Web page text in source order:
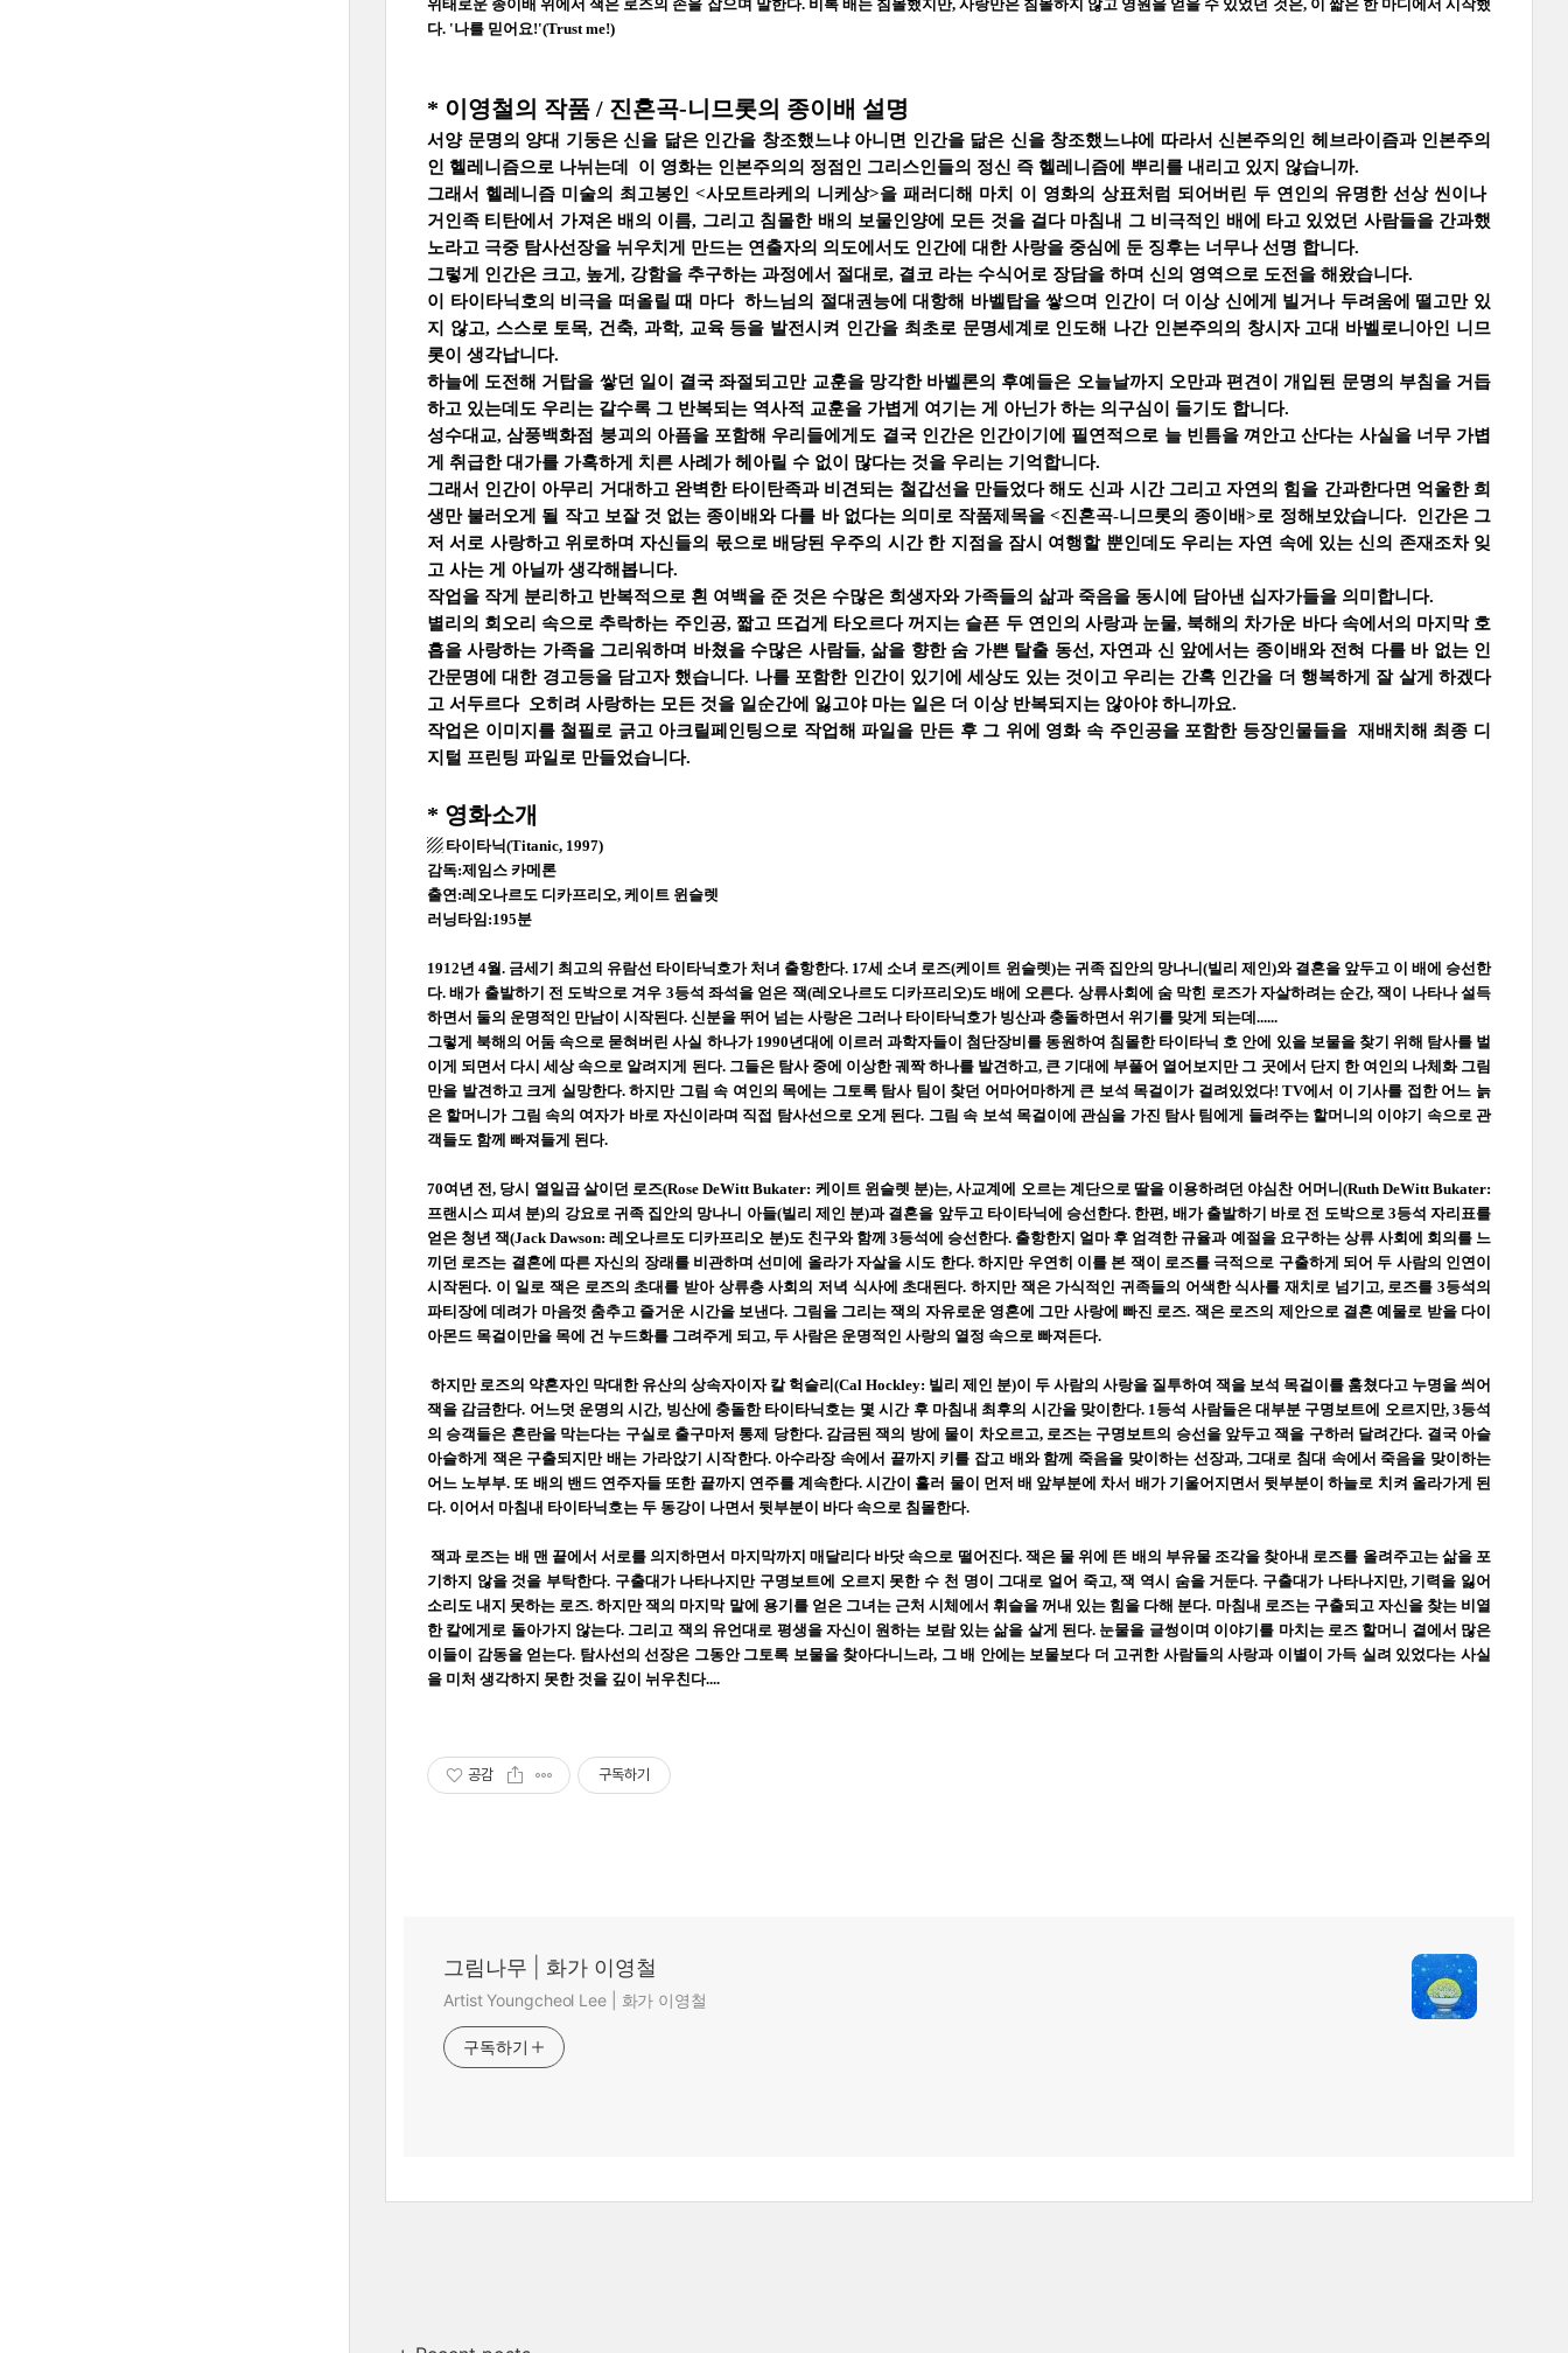
위태로운 종이배 위에서 잭은 로즈의 손을 잡으며 말한다. 비록 배는 침몰했지만, 사랑만은 침몰하지 않고 영원을 얻을 수 있었던 것은, 이 짧은 한 마디에서 시작했
다. '나를 믿어요!'(Trust me!)
* 이영철의 작품 / 진혼곡-니므롯의 종이배 설명
서양 문명의 양대 기둥은 신을 닮은 인간을 창조했느냐 아니면 인간을 닮은 신을 창조했느냐에 따라서 신본주의인 헤브라이즘과 인본주의
인 헬레니즘으로 나뉘는데 이 영화는 인본주의의 정점인 그리스인들의 정신 즉 헬레니즘에 뿌리를 내리고 있지 않습니까.
그래서 헬레니즘 미술의 최고봉인 <사모트라케의 니케상>을 패러디해 마치 이 영화의 상표처럼 되어버린 두 연인의 유명한 선상 씬이나
거인족 티탄에서 가져온 배의 이름, 그리고 침몰한 배의 보물인양에 모든 것을 걸다 마침내 그 비극적인 배에 타고 있었던 사람들을 간과했
노라고 극중 탐사선장을 뉘우치게 만드는 연출자의 의도에서도 인간에 대한 사랑을 중심에 둔 징후는 너무나 선명 합니다.
그렇게 인간은 크고, 높게, 강함을 추구하는 과정에서 절대로, 결코 라는 수식어로 장담을 하며 신의 영역으로 도전을 해왔습니다.
이 타이타닉호의 비극을 떠올릴 때 마다 하느님의 절대권능에 대항해 바벨탑을 쌓으며 인간이 더 이상 신에게 빌거나 두려움에 떨고만 있
지 않고, 스스로 토목, 건축, 과학, 교육 등을 발전시켜 인간을 최초로 문명세계로 인도해 나간 인본주의의 창시자 고대 바벨로니아인 니므
롯이 생각납니다.
하늘에 도전해 거탑을 쌓던 일이 결국 좌절되고만 교훈을 망각한 바벨론의 후예들은 오늘날까지 오만과 편견이 개입된 문명의 부침을 거듭
하고 있는데도 우리는 갈수록 그 반복되는 역사적 교훈을 가볍게 여기는 게 아닌가 하는 의구심이 들기도 합니다.
성수대교, 삼풍백화점 붕괴의 아픔을 포함해 우리들에게도 결국 인간은 인간이기에 필연적으로 늘 빈틈을 껴안고 산다는 사실을 너무 가볍
게 취급한 대가를 가혹하게 치른 사례가 헤아릴 수 없이 많다는 것을 우리는 기억합니다.
그래서 인간이 아무리 거대하고 완벽한 타이탄족과 비견되는 철갑선을 만들었다 해도 신과 시간 그리고 자연의 힘을 간과한다면 억울한 희
생만 불러오게 될 작고 보잘 것 없는 종이배와 다를 바 없다는 의미로 작품제목을 <진혼곡-니므롯의 종이배>로 정해보았습니다. 인간은 그
저 서로 사랑하고 위로하며 자신들의 몫으로 배당된 우주의 시간 한 지점을 잠시 여행할 뿐인데도 우리는 자연 속에 있는 신의 존재조차 잊
고 사는 게 아닐까 생각해봅니다.
작업을 작게 분리하고 반복적으로 흰 여백을 준 것은 수많은 희생자와 가족들의 삶과 죽음을 동시에 담아낸 십자가들을 의미합니다.
별리의 회오리 속으로 추락하는 주인공, 짧고 뜨겁게 타오르다 꺼지는 슬픈 두 연인의 사랑과 눈물, 북해의 차가운 바다 속에서의 마지막 호
흡을 사랑하는 가족을 그리워하며 바쳤을 수많은 사람들, 삶을 향한 숨 가쁜 탈출 동선, 자연과 신 앞에서는 종이배와 전혀 다를 바 없는 인
간문명에 대한 경고등을 담고자 했습니다. 나를 포함한 인간이 있기에 세상도 있는 것이고 우리는 간혹 인간을 더 행복하게 잘 살게 하겠다
고 서두르다 오히려 사랑하는 모든 것을 일순간에 잃고야 마는 일은 더 이상 반복되지는 않아야 하니까요.
작업은 이미지를 철필로 긁고 아크릴페인팅으로 작업해 파일을 만든 후 그 위에 영화 속 주인공을 포함한 등장인물들을 재배치해 최종 디
지털 프린팅 파일로 만들었습니다.
* 영화소개
▨ 타이타닉(Titanic, 1997)
감독:제임스 카메론
출연:레오나르도 디카프리오, 케이트 윈슬렛
러닝타임:195분
1912년 4월. 금세기 최고의 유람선 타이타닉호가 처녀 출항한다. 17세 소녀 로즈(케이트 윈슬렛)는 귀족 집안의 망나니(빌리 제인)와 결혼을 앞두고 이 배에 승선한
다. 배가 출발하기 전 도박으로 겨우 3등석 좌석을 얻은 잭(레오나르도 디카프리오)도 배에 오른다. 상류사회에 숨 막힌 로즈가 자살하려는 순간, 잭이 나타나 설득
하면서 둘의 운명적인 만남이 시작된다. 신분을 뛰어 넘는 사랑은 그러나 타이타닉호가 빙산과 충돌하면서 위기를 맞게 되는데......
그렇게 북해의 어둠 속으로 묻혀버린 사실 하나가 1990년대에 이르러 과학자들이 첨단장비를 동원하여 침몰한 타이타닉 호 안에 있을 보물을 찾기 위해 탐사를 벌
이게 되면서 다시 세상 속으로 알려지게 된다. 그들은 탐사 중에 이상한 궤짝 하나를 발견하고, 큰 기대에 부풀어 열어보지만 그 곳에서 단지 한 여인의 나체화 그림
만을 발견하고 크게 실망한다. 하지만 그림 속 여인의 목에는 그토록 탐사 팀이 찾던 어마어마하게 큰 보석 목걸이가 걸려있었다! TV에서 이 기사를 접한 어느 늙
은 할머니가 그림 속의 여자가 바로 자신이라며 직접 탐사선으로 오게 된다. 그림 속 보석 목걸이에 관심을 가진 탐사 팀에게 들려주는 할머니의 이야기 속으로 관
객들도 함께 빠져들게 된다.
70여년 전, 당시 열일곱 살이던 로즈(Rose DeWitt Bukater: 케이트 윈슬렛 분)는, 사교계에 오르는 계단으로 딸을 이용하려던 야심찬 어머니(Ruth DeWitt Bukater:
프랜시스 피셔 분)의 강요로 귀족 집안의 망나니 아들(빌리 제인 분)과 결혼을 앞두고 타이타닉에 승선한다. 한편, 배가 출발하기 바로 전 도박으로 3등석 자리표를
얻은 청년 잭(Jack Dawson: 레오나르도 디카프리오 분)도 친구와 함께 3등석에 승선한다. 출항한지 얼마 후 엄격한 규율과 예절을 요구하는 상류 사회에 회의를 느
끼던 로즈는 결혼에 따른 자신의 장래를 비관하며 선미에 올라가 자살을 시도 한다. 하지만 우연히 이를 본 잭이 로즈를 극적으로 구출하게 되어 두 사람의 인연이
시작된다. 이 일로 잭은 로즈의 초대를 받아 상류층 사회의 저녁 식사에 초대된다. 하지만 잭은 가식적인 귀족들의 어색한 식사를 재치로 넘기고, 로즈를 3등석의
파티장에 데려가 마음껏 춤추고 즐거운 시간을 보낸다. 그림을 그리는 잭의 자유로운 영혼에 그만 사랑에 빠진 로즈. 잭은 로즈의 제안으로 결혼 예물로 받을 다이
아몬드 목걸이만을 목에 건 누드화를 그려주게 되고, 두 사람은 운명적인 사랑의 열정 속으로 빠져든다.
하지만 로즈의 약혼자인 막대한 유산의 상속자이자 칼 헉슬리(Cal Hockley: 빌리 제인 분)이 두 사람의 사랑을 질투하여 잭을 보석 목걸이를 훔쳤다고 누명을 씌어
잭을 감금한다. 어느덧 운명의 시간, 빙산에 충돌한 타이타닉호는 몇 시간 후 마침내 최후의 시간을 맞이한다. 1등석 사람들은 대부분 구명보트에 오르지만, 3등석
의 승객들은 혼란을 막는다는 구실로 출구마저 통제 당한다. 감금된 잭의 방에 물이 차오르고, 로즈는 구명보트의 승선을 앞두고 잭을 구하러 달려간다. 결국 아슬
아슬하게 잭은 구출되지만 배는 가라앉기 시작한다. 아수라장 속에서 끝까지 키를 잡고 배와 함께 죽음을 맞이하는 선장과, 그대로 침대 속에서 죽음을 맞이하는
어느 노부부. 또 배의 밴드 연주자들 또한 끝까지 연주를 계속한다. 시간이 흘러 물이 먼저 배 앞부분에 차서 배가 기울어지면서 뒷부분이 하늘로 치켜 올라가게 된
다. 이어서 마침내 타이타닉호는 두 동강이 나면서 뒷부분이 바다 속으로 침몰한다.
잭과 로즈는 배 맨 끝에서 서로를 의지하면서 마지막까지 매달리다 바닷 속으로 떨어진다. 잭은 물 위에 뜬 배의 부유물 조각을 찾아내 로즈를 올려주고는 삶을 포
기하지 않을 것을 부탁한다. 구출대가 나타나지만 구명보트에 오르지 못한 수 천 명이 그대로 얼어 죽고, 잭 역시 숨을 거둔다. 구출대가 나타나지만, 기력을 잃어
소리도 내지 못하는 로즈. 하지만 잭의 마지막 말에 용기를 얻은 그녀는 근처 시체에서 휘슬을 꺼내 있는 힘을 다해 분다. 마침내 로즈는 구출되고 자신을 찾는 비열
한 칼에게로 돌아가지 않는다. 그리고 잭의 유언대로 평생을 자신이 원하는 보람 있는 삶을 살게 된다. 눈물을 글썽이며 이야기를 마치는 로즈 할머니 곁에서 많은
이들이 감동을 얻는다. 탐사선의 선장은 그동안 그토록 보물을 찾아다니느라, 그 배 안에는 보물보다 더 고귀한 사람들의 사랑과 이별이 가득 실려 있었다는 사실
을 미처 생각하지 못한 것을 깊이 뉘우친다....
공감 구독하기
그림나무 | 화가 이영철
Artist Youngcheol Lee | 화가 이영철
구독하기